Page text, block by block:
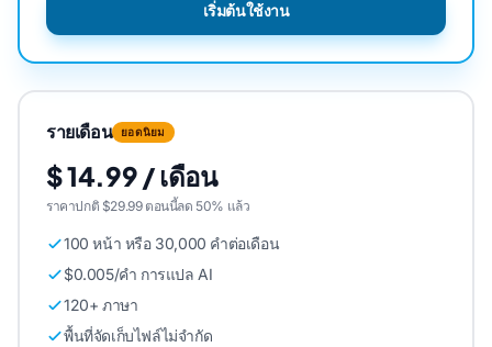
เริ่มต้นใช้งาน
รายเดือน ยอดนิยม
$ 14.99 / เดือน
ราคาปกติ $29.99 ตอนนี้ลด 50% แล้ว
100 หน้า หรือ 30,000 คําต่อเดือน
$0.005/คํา การแปล AI
120+ ภาษา
พื้นที่จัดเก็บไฟล์ไม่จํากัด